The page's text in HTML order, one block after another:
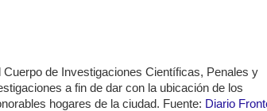
de Investigaciones Científicas, Penales y
a fin de dar con la ubicación de los
hogares de la ciudad. Fuente: Diario